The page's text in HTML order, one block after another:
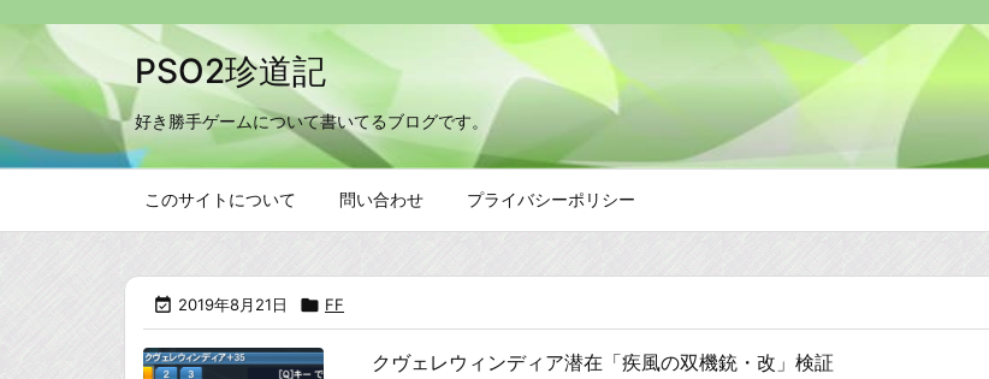
PSO2珍道記
好き勝手ゲームについて書いてるブログです。
このサイトについて 問い合わせ プライバシーポリシー
 2019年8月21日  FF
クヴェレウィンディア潜在「疾風の双機銃・改」検証